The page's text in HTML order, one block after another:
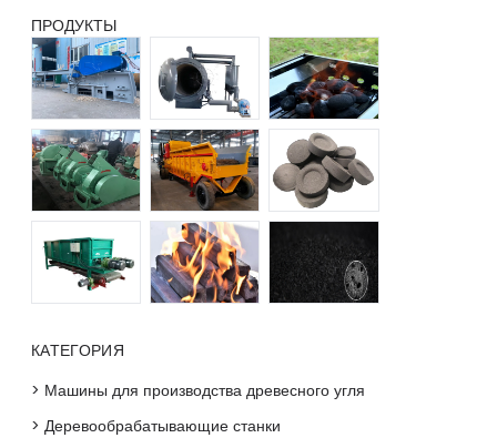
ПРОДУКТЫ
КАТЕГОРИЯ
> Машины для производства древесного угля
> Деревообрабатывающие станки